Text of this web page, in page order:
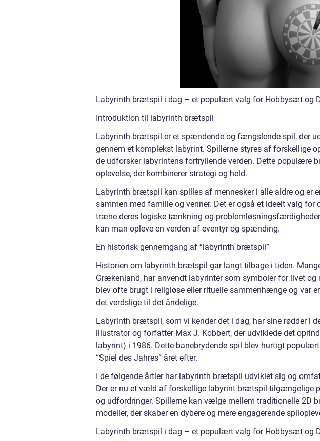
Labyrinth brætspil i dag – et populært valg for Hobbysæt og
Introduktion til labyrinth brætspil
Labyrinth brætspil er et spændende og fængslende spil, der
gennem et komplekst labyrint. Spillerne styres af forskellige
de udforsker labyrintens fortryllende verden. Dette populære
oplevelse, der kombinerer strategi og held.
Labyrinth brætspil kan spilles af mennesker i alle aldre og er
sammen med familie og venner. Det er også et ideelt valg for
træne deres logiske tænkning og
kan man opleve en verden af eventyr og spænding.
En historisk gennemgang af “labyrinth brætspil”
Historien om labyrinth brætspil går langt tilbage i tiden.
Grækenland, har anvendt labyrinter som symboler for livet og
blev ofte brugt i religiøse eller rituelle sammenhænge og var
det verdslige til det åndelige.
Labyrinth brætspil, som vi kender det i dag, har sine rødder i
illustrator og forfatter Max J. Kobbert, der udviklede det
labyrint) i 1986. Dette banebrydende spil blev hurtigt
“Spiel des Jahres” året efter.
I de følgende årtier har labyrinth brætspil udviklet sig og
Der er nu et væld af forskellige labyrint brætspil tilgængelige
og udfordringer. Spillerne kan vælge mellem traditionelle 2D
modeller, der skaber en dybere og mere engagerende
Labyrinth brætspil i dag – et populært valg for Hobbysæt og